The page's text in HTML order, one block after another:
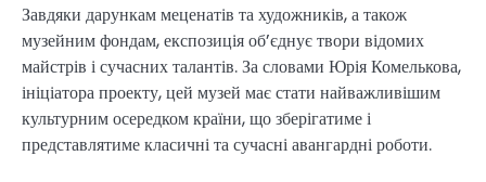
Завдяки дарункам меценатів та художників, а також
музейним фондам, експозиція об’єднує твори відомих
майстрів і сучасних талантів. За словами Юрія Комелькова,
ініціатора проекту, цей музей має стати найважливішим
культурним осередком країни, що зберігатиме і
представлятиме класичні та сучасні авангардні роботи.